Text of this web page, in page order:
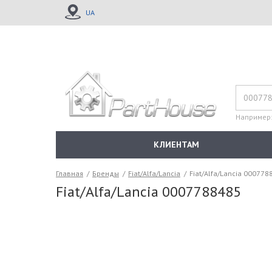
UA
Например:
КЛИЕНТАМ
Главная / Бренды / Fiat/Alfa/Lancia / Fiat/Alfa/Lancia
Fiat/Alfa/Lancia 0007788485